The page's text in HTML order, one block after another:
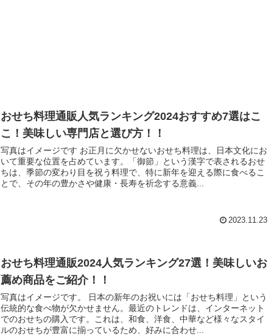
おせち料理通販人気ランキング2024おすすめ7選はこ
こ！美味しい専門店と選び方！！
写真はイメージです お正月に欠かせないおせち料理は、日本文化にお
いて重要な位置を占めています。「御節」という漢字で表されるおせ
ちは、季節の変わり目を祝う料理で、特に新年を迎える際に食べるこ
とで、その年の豊かさや健康・長寿を祈念する意義...
2023.11.23
おせち料理通販2024人気ランキング27選！美味しいお
薦め商品をご紹介！！
写真はイメージです。 日本の新年のお祝いには「おせち料理」という
伝統的な食べ物が欠かせません。最近のトレンドは、インターネット
でのおせちの購入です。これは、和食、洋食、中華など様々なスタイ
ルのおせちが豊富に揃っているため、好みに合わせ...